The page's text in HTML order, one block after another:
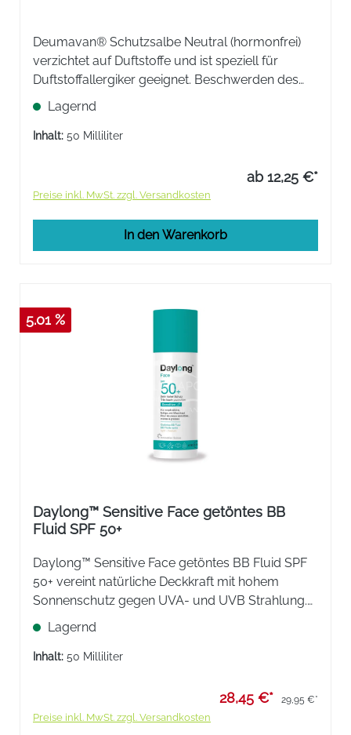
Deumavan® Schutzsalbe Neutral (hormonfrei)
verzichtet auf Duftstoffe und ist speziell für
Duftstoffallergiker geeignet. Beschwerden des
äußeren Intimbereiches (Trockenheitsgefühl,
Brennen und Jucken) werden gelindert, die
Geschmeidigkeit der Haut ...
Lagernd
Inhalt: 50 Milliliter
ab 12,25 €*
Preise inkl. MwSt. zzgl. Versandkosten
In den Warenkorb
5.01 %
Daylong™ Sensitive Face getöntes BB
Fluid SPF 50+
Daylong™ Sensitive Face getöntes BB Fluid SPF
50+ vereint natürliche Deckkraft mit hohem
Sonnenschutz gegen UVA- und UVB Strahlung.
Für einen ebenmäßigen, langanhaltenden, matten
Teint und geschützte Haut.
Lagernd
Inhalt: 50 Milliliter
28,45 €* 29,95 €*
Preise inkl. MwSt. zzgl. Versandkosten